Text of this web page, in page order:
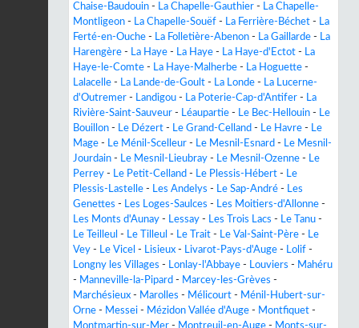
Chaise-Baudouin - La Chapelle-Gauthier - La Chapelle-
Montligeon - La Chapelle-Souëf - La Ferrière-Béchet - La
Ferté-en-Ouche - La Folletière-Abenon - La Gaillarde - La
Harengère - La Haye - La Haye - La Haye-d'Ectot - La
Haye-le-Comte - La Haye-Malherbe - La Hoguette -
Lalacelle - La Lande-de-Goult - La Londe - La Lucerne-
d'Outremer - Landigou - La Poterie-Cap-d'Antifer - La
Rivière-Saint-Sauveur - Léaupartie - Le Bec-Hellouin - Le
Bouillon - Le Dézert - Le Grand-Celland - Le Havre - Le
Mage - Le Ménil-Scelleur - Le Mesnil-Esnard - Le Mesnil-
Jourdain - Le Mesnil-Lieubray - Le Mesnil-Ozenne - Le
Perrey - Le Petit-Celland - Le Plessis-Hébert - Le
Plessis-Lastelle - Les Andelys - Le Sap-André - Les
Genettes - Les Loges-Saulces - Les Moitiers-d'Allonne -
Les Monts d'Aunay - Lessay - Les Trois Lacs - Le Tanu -
Le Teilleul - Le Tilleul - Le Trait - Le Val-Saint-Père - Le
Vey - Le Vicel - Lisieux - Livarot-Pays-d'Auge - Lolif -
Longny les Villages - Lonlay-l'Abbaye - Louviers - Mahéru
- Manneville-la-Pipard - Marcey-les-Grèves -
Marchésieux - Marolles - Mélicourt - Ménil-Hubert-sur-
Orne - Messei - Mézidon Vallée d'Auge - Montfiquet -
Montmartin-sur-Mer - Montreuil-en-Auge - Monts-sur-